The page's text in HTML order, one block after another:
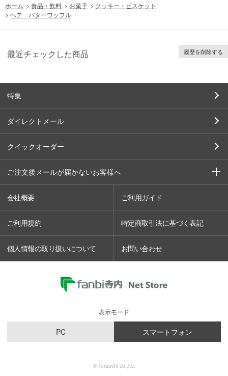
ホーム > 食品・飲料 > お菓子 > クッキー・ビスケット
> ヘテ バターワッフル
最近チェックした商品 履歴を削除する
特集
ダイレクトメール
クイックオーダー
ご注文後メールが届かないお客様へ
会社概要 ご利用ガイド
ご利用規約 特定商取引法に基づく表記
個人情報の取り扱いについて お問い合わせ
表示モード
PC スマートフォン
© Terauchi co.,ltd.